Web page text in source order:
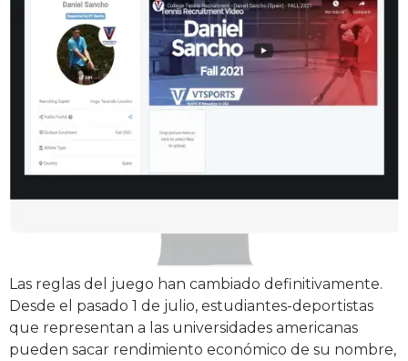
Las reglas del juego han cambiado definitivamente.
Desde el pasado 1 de julio, estudiantes-deportistas
que representan a las universidades americanas
pueden sacar rendimiento económico de su nombre,